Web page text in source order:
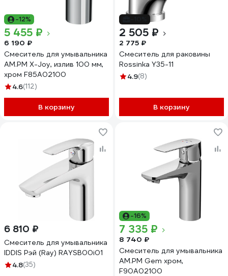
-12%
5 455 ₽
6 190 ₽
Смеситель для умывальника
AM.PM X-Joy, излив 100 мм,
хром F85A02100
4.6(112)
В корзину
2 505 ₽
2 775 ₽
Смеситель для раковины
Rossinka Y35-11
4.9(8)
В корзину
6 810 ₽
Смеситель для умывальника
IDDIS Рэй (Ray) RAYSB00i01
4.8(35)
-16%
7 335 ₽
8 740 ₽
Смеситель для умывальника
AM.PM Gem хром,
F90A02100